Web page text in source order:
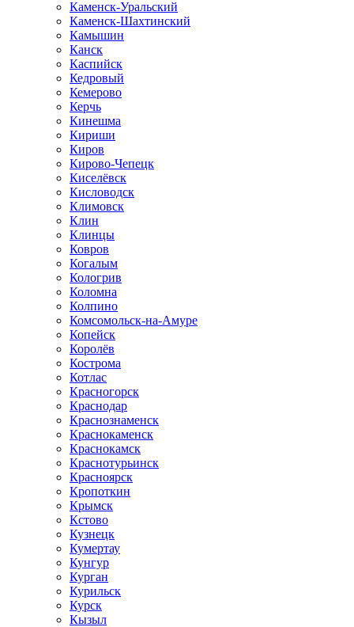
Каменск-Уральский
Каменск-Шахтинский
Камышин
Канск
Каспийск
Кедровый
Кемерово
Керчь
Кинешма
Кириши
Киров
Кирово-Чепецк
Киселёвск
Кисловодск
Климовск
Клин
Клинцы
Ковров
Когалым
Кологрив
Коломна
Колпино
Комсомольск-на-Амуре
Копейск
Королёв
Кострома
Котлас
Красногорск
Краснодар
Краснознаменск
Краснокаменск
Краснокамск
Краснотурьинск
Красноярск
Кропоткин
Крымск
Кстово
Кузнецк
Кумертау
Кунгур
Курган
Курильск
Курск
Кызыл